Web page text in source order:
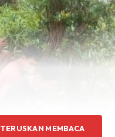
TERUSKAN MEMBACA